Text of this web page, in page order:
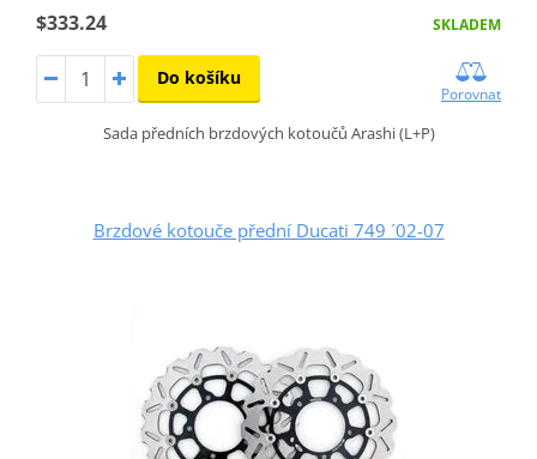
$333.24 SKLADEM
Do košíku
Porovnat
Sada předních brzdových kotoučů Arashi (L+P)
Brzdové kotouče přední Ducati 749 ´02-07